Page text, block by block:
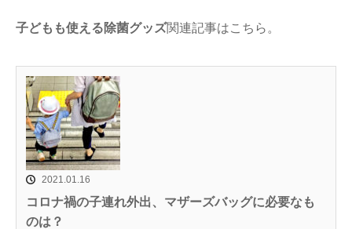
子どもも使える除菌グッズ関連記事はこちら。
2021.01.16
コロナ禍の子連れ外出、マザーズバッグに必要なも
のは？